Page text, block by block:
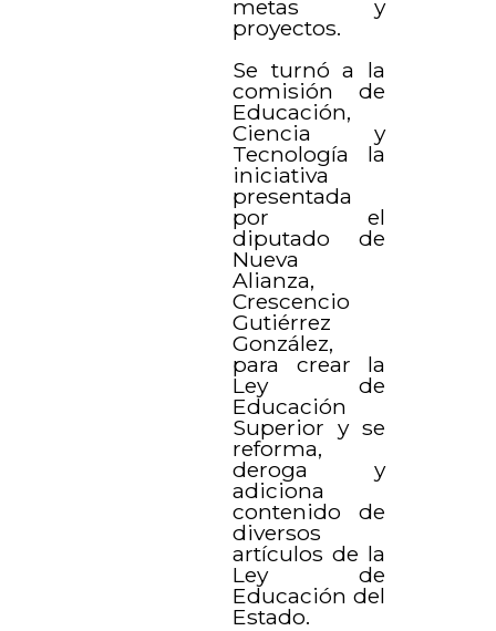
metas y
proyectos.
Se turnó a la
comisión de
Educación,
Ciencia y
Tecnología la
iniciativa
presentada
por el
diputado de
Nueva
Alianza,
Crescencio
Gutiérrez
González,
para crear la
Ley de
Educación
Superior y se
reforma,
deroga y
adiciona
contenido de
diversos
artículos de la
Ley de
Educación del
Estado.